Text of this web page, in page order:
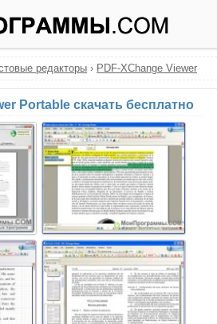
редакторы › PDF-XChange Viewer
Portable скачать бесплатно